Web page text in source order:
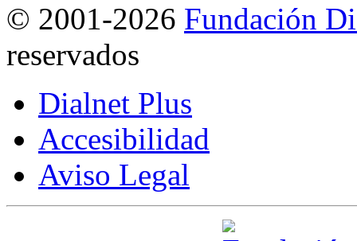
© 2001-2026 Fundación
reservados
Dialnet Plus
Accesibilidad
Aviso Legal